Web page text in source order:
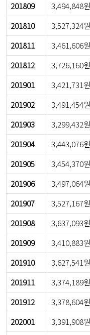
201809
3,494,848원
201810
3,527,324원
201811
3,461,606원
201812
3,726,160원
201901
3,421,731원
201902
3,491,454원
201903
3,299,432원
201904
3,443,076원
201905
3,454,370원
201906
3,497,064원
201907
3,527,167원
201908
3,637,093원
201909
3,410,883원
201910
3,627,541원
201911
3,374,189원
201912
3,378,604원
202001
3,391,908원